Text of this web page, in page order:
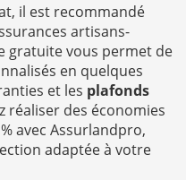
il est recommandé
artisans-
gratuite vous permet de
en quelques
et les plafonds
réaliser des économies
avec Assurlandpro,
adaptée à votre